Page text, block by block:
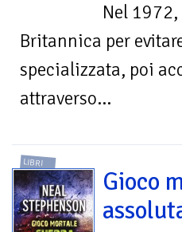
Nel
Britannica per
specializzata, poi
attraverso...
LIBRI
Gioco